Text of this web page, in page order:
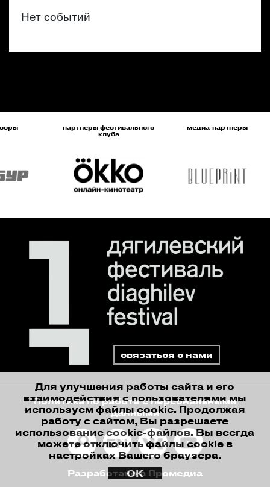
Нет событий
партнеры фестивального
клуба
медиа-партнеры
связаться с нами
Политика по работе с персональными
данными
Разработано в Промедиа
Для улучшения работы сайта и его
взаимодействия с пользователями мы
используем файлы cookie. Продолжая
работу с сайтом, Вы разрешаете
использование cookie-файлов. Вы всегда
можете отключить файлы cookie в
настройках Вашего браузера.
ОК